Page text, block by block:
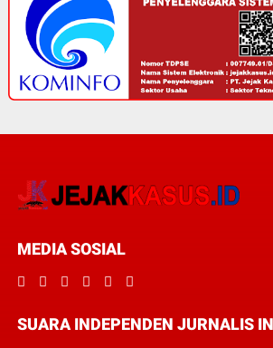
MEDIA SOSIAL
SUARA INDEPENDEN JURNALIS